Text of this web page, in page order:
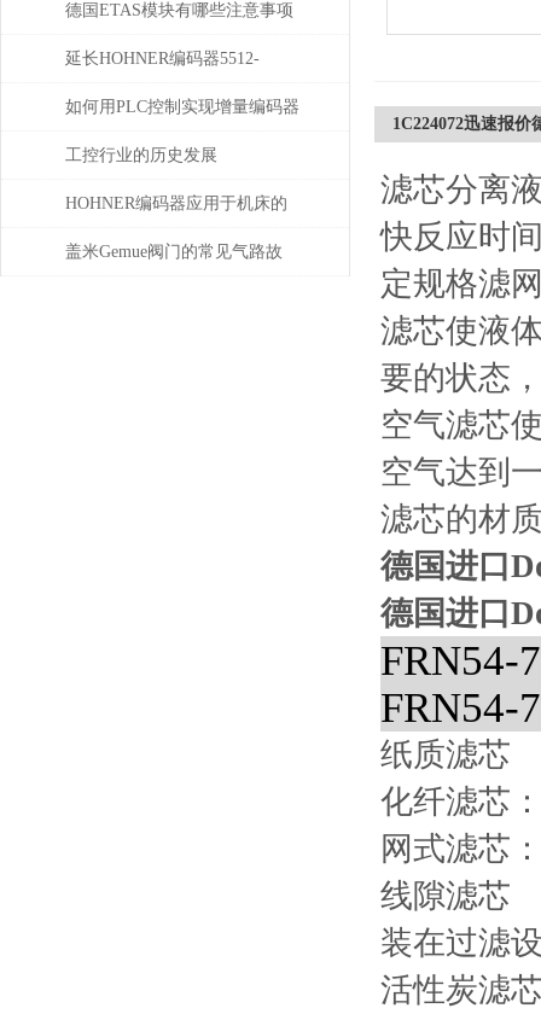
德国ETAS模块有哪些注意事项
延长HOHNER编码器5512-
05FR-0800使用寿命的保养秘诀
如何用PLC控制实现增量编码器
的定位功能？
工控行业的历史发展
HOHNER编码器应用于机床的
位移测量和主轴控制
盖米Gemue阀门的常见气路故
1C224072迅速报价
滤芯分离
快反应时
定规格滤
滤芯使液
要的状态
空气滤芯
空气达到
滤芯的材
德国进口
德国进口
FRN54-
FRN54-
纸质滤芯
化纤滤芯
网式滤芯
线隙滤芯
装在过滤
活性炭滤